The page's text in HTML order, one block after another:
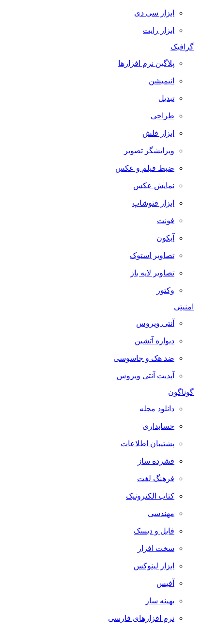
ابزار سی دی
ابزار رایت
گرافیک
پلاگین نرم افزارها
انیمیشن
تبدیل
طراحی
ابزار فلش
ویرایشگر تصویر
ضبط فيلم و عكس
نمایش عکس
ابزار فتوشاپ
فونت
آیکون
تصاویر استوک
تصاویر لایه باز
وکتور
امنیتی
آنتی ویروس
دیواره آتشین
ضد هک و جاسوسی
آپدیت آنتی ویروس
گوناگون
دانلود مجله
حسابداری
پشتیبان اطلاعات
فشرده ساز
فرهنگ لغت
کتاب الکترونیک
مهندسی
فایل و دیسک
سخت افزار
ابزار لینوکس
آفیس
بهینه ساز
نرم افزارهای فارسی